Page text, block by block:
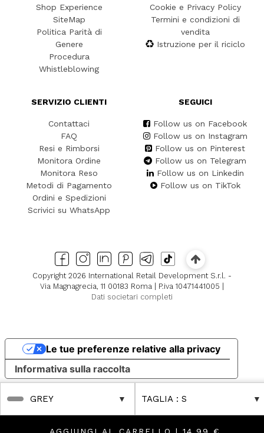
GREY TAGLIA : S
Shop Experience
SiteMap
Politica Parità di
Genere
Procedura
Whistleblowing
Cookie e Privacy Policy
Termini e condizioni di
vendita
Istruzione per il riciclo
SERVIZIO CLIENTI
Contattaci
FAQ
Resi e Rimborsi
Monitora Ordine
Monitora Reso
Metodi di Pagamento
Ordini e Spedizioni
Scrivici su WhatsApp
SEGUICI
Follow us on Facebook
Follow us on Instagram
Follow us on Pinterest
Follow us on Telegram
Follow us on Linkedin
Follow us on TikTok
Copyright 2026 International Retail Development S.r.l. -
Via Magnagrecia, 11 00183 Roma | P.iva 10471441005 |
Dati societari completi
Informativa sulla raccolta
Le tue preferenze relative alla privacy